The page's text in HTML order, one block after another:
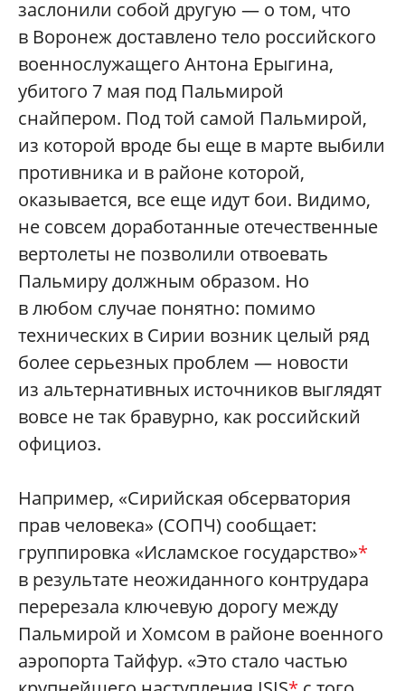
заслонили собой другую — о том, что
в Воронеж доставлено тело российского
военнослужащего Антона Ерыгина,
убитого 7 мая под Пальмирой
снайпером. Под той самой Пальмирой,
из которой вроде бы еще в марте выбили
противника и в районе которой,
оказывается, все еще идут бои. Видимо,
не совсем доработанные отечественные
вертолеты не позволили отвоевать
Пальмиру должным образом. Но
в любом случае понятно: помимо
технических в Сирии возник целый ряд
более серьезных проблем — новости
из альтернативных источников выглядят
вовсе не так бравурно, как российский
официоз.
Например, «Сирийская обсерватория
прав человека» (СОПЧ) сообщает:
группировка «Исламское государство»*
в результате неожиданного контрудара
перерезала ключевую дорогу между
Пальмирой и Хомсом в районе военного
аэропорта Тайфур. «Это стало частью